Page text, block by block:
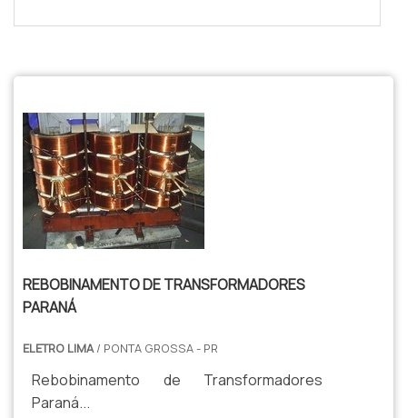
REBOBINAMENTO DE TRANSFORMADORES
PARANÁ
ELETRO LIMA/ PONTA GROSSA - PR
Rebobinamento de Transformadores
Paraná...